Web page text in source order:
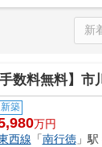
数料無料】市川市福
新築
万円
西線 「南行徳」駅